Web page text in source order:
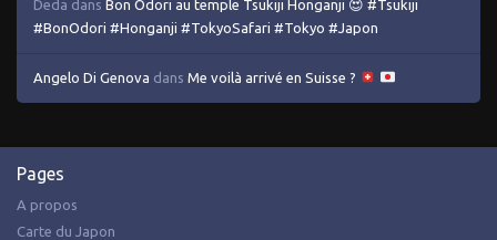
Deda dans Bon Odori au temple Tsukiji Honganji 😍 #Tsukiji
#BonOdori #Honganji #TokyoSafari #Tokyo #Japon
Angelo Di Genova dans Me voilà arrivé en Suisse ?
Pages
A propos
Carte du Japon